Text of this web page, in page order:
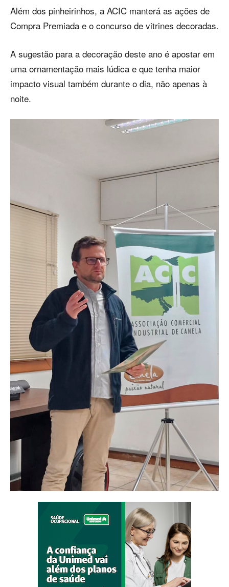
Além dos pinheirinhos, a ACIC manterá as ações de
Compra Premiada e o concurso de vitrines decoradas.
A sugestão para a decoração deste ano é apostar em
uma ornamentação mais lúdica e que tenha maior
impacto visual também durante o dia, não apenas à
noite.